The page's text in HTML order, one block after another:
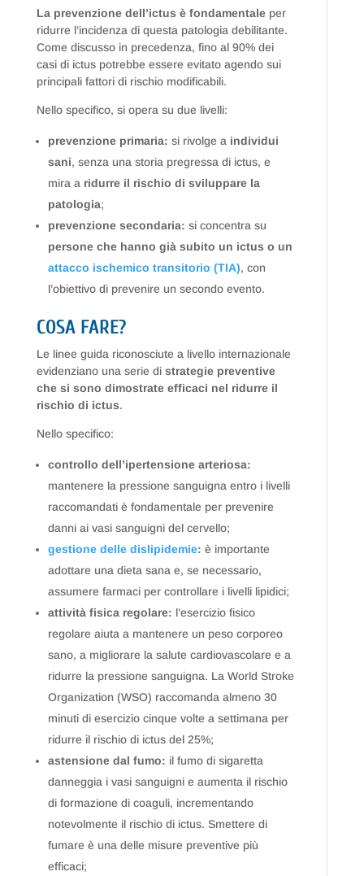
La prevenzione dell’ictus è fondamentale per
ridurre l’incidenza di questa patologia debilitante.
Come discusso in precedenza, fino al 90% dei
casi di ictus potrebbe essere evitato agendo sui
principali fattori di rischio modificabili.
Nello specifico, si opera su due livelli:
prevenzione primaria: si rivolge a individui
sani, senza una storia pregressa di ictus, e
mira a ridurre il rischio di sviluppare la
patologia;
prevenzione secondaria: si concentra su
persone che hanno già subito un ictus o un
attacco ischemico transitorio (TIA), con
l’obiettivo di prevenire un secondo evento.
COSA FARE?
Le linee guida riconosciute a livello internazionale
evidenziano una serie di strategie preventive
che si sono dimostrate efficaci nel ridurre il
rischio di ictus.
Nello specifico:
controllo dell’ipertensione arteriosa:
mantenere la pressione sanguigna entro i livelli
raccomandati è fondamentale per prevenire
danni ai vasi sanguigni del cervello;
gestione delle dislipidemie: è importante
adottare una dieta sana e, se necessario,
assumere farmaci per controllare i livelli lipidici;
attività fisica regolare: l’esercizio fisico
regolare aiuta a mantenere un peso corporeo
sano, a migliorare la salute cardiovascolare e a
ridurre la pressione sanguigna. La World Stroke
Organization (WSO) raccomanda almeno 30
minuti di esercizio cinque volte a settimana per
ridurre il rischio di ictus del 25%;
astensione dal fumo: il fumo di sigaretta
danneggia i vasi sanguigni e aumenta il rischio
di formazione di coaguli, incrementando
notevolmente il rischio di ictus. Smettere di
fumare è una delle misure preventive più
efficaci;